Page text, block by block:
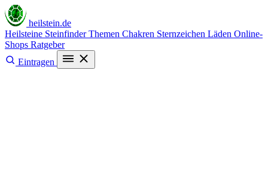
heilstein.de
Heilsteine SteinfinderThemen Chakren Sternzeichen Läden Online-
Shops Ratgeber
Eintragen